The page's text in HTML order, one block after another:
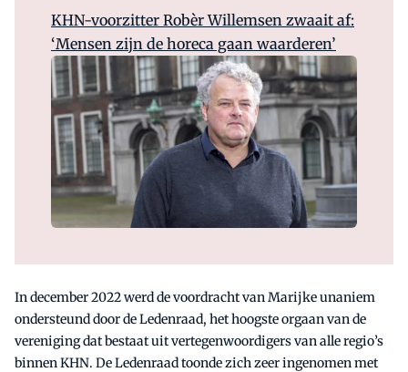
KHN-voorzitter Robèr Willemsen zwaait af:
‘Mensen zijn de horeca gaan waarderen’
In december 2022 werd de voordracht van Marijke unaniem
ondersteund door de Ledenraad, het hoogste orgaan van de
vereniging dat bestaat uit vertegenwoordigers van alle regio’s
binnen KHN. De Ledenraad toonde zich zeer ingenomen met